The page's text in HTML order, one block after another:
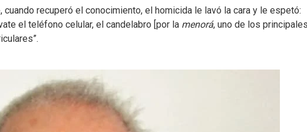
recuperó el conocimiento, el homicida le lavó la cara y le espetó:
el teléfono celular, el candelabro [por la menorá, uno de los principales